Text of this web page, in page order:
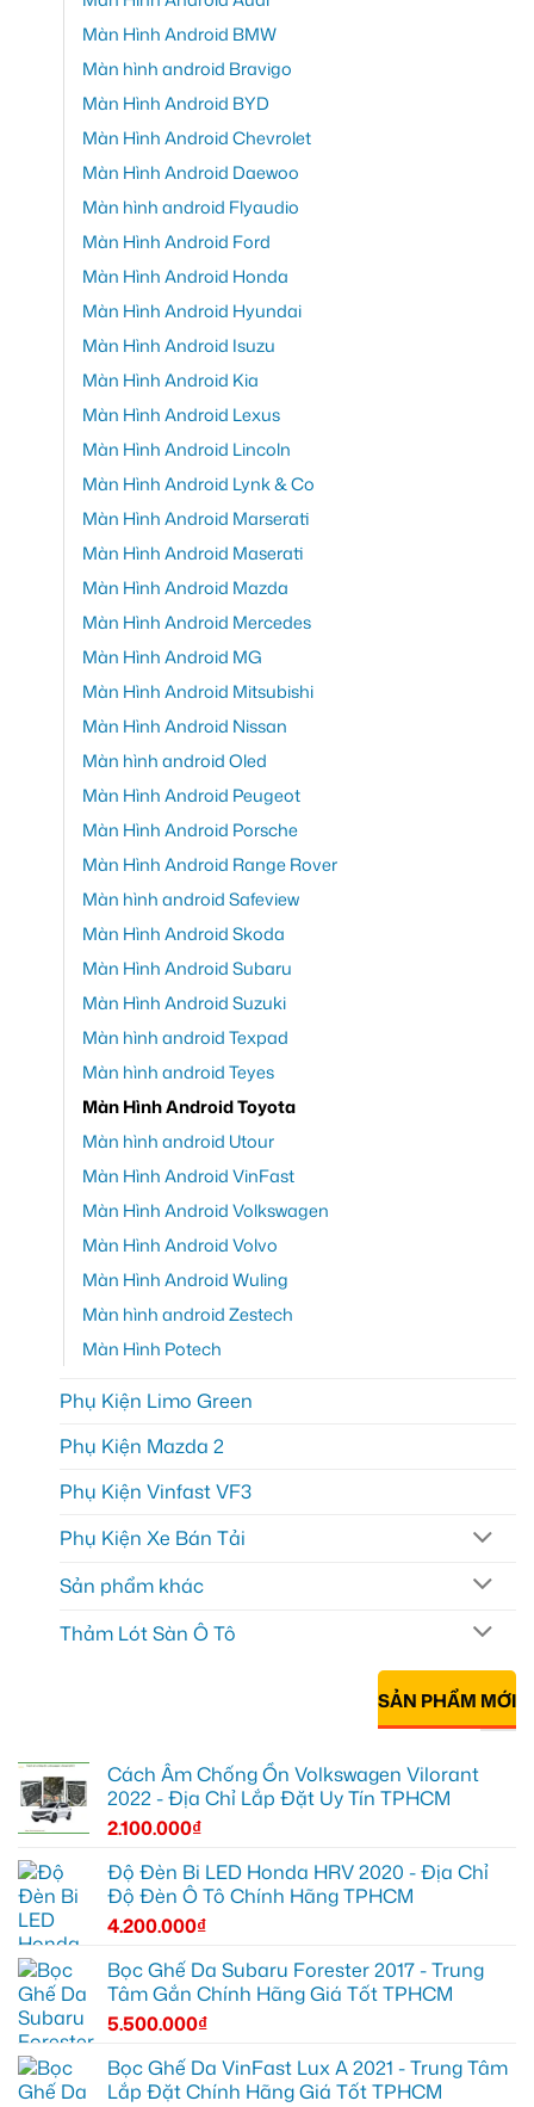
Màn Hình Android BMW
Màn hình android Bravigo
Màn Hình Android BYD
Màn Hình Android Chevrolet
Màn Hình Android Daewoo
Màn hình android Flyaudio
Màn Hình Android Ford
Màn Hình Android Honda
Màn Hình Android Hyundai
Màn Hình Android Isuzu
Màn Hình Android Kia
Màn Hình Android Lexus
Màn Hình Android Lincoln
Màn Hình Android Lynk & Co
Màn Hình Android Marserati
Màn Hình Android Maserati
Màn Hình Android Mazda
Màn Hình Android Mercedes
Màn Hình Android MG
Màn Hình Android Mitsubishi
Màn Hình Android Nissan
Màn hình android Oled
Màn Hình Android Peugeot
Màn Hình Android Porsche
Màn Hình Android Range Rover
Màn hình android Safeview
Màn Hình Android Skoda
Màn Hình Android Subaru
Màn Hình Android Suzuki
Màn hình android Texpad
Màn hình android Teyes
Màn Hình Android Toyota
Màn hình android Utour
Màn Hình Android VinFast
Màn Hình Android Volkswagen
Màn Hình Android Volvo
Màn Hình Android Wuling
Màn hình android Zestech
Màn Hình Potech
Phụ Kiện Limo Green
Phụ Kiện Mazda 2
Phụ Kiện Vinfast VF3
Phụ Kiện Xe Bán Tải
Sản phẩm khác
Thảm Lót Sàn Ô Tô
SẢN PHẨM MỚI
Cách Âm Chống Ồn Volkswagen Vilorant
2022 - Địa Chỉ Lắp Đặt Uy Tín TPHCM
2.100.000₫
Độ Đèn Bi LED Honda HRV 2020 - Địa Chỉ
Độ Đèn Ô Tô Chính Hãng TPHCM
4.200.000₫
Bọc Ghế Da Subaru Forester 2017 - Trung
Tâm Gắn Chính Hãng Giá Tốt TPHCM
5.500.000₫
Bọc Ghế Da VinFast Lux A 2021 - Trung Tâm
Lắp Đặt Chính Hãng Giá Tốt TPHCM